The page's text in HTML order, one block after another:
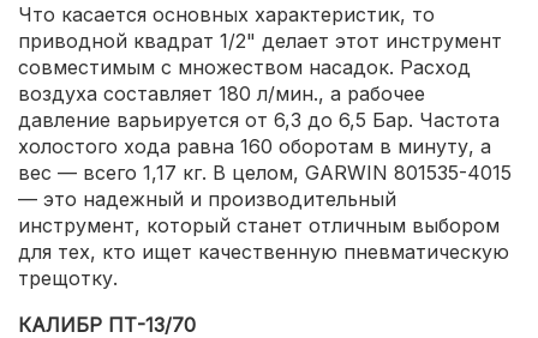
Что касается основных характеристик, то
приводной квадрат 1/2" делает этот инструмент
совместимым с множеством насадок. Расход
воздуха составляет 180 л/мин., а рабочее
давление варьируется от 6,3 до 6,5 Бар. Частота
холостого хода равна 160 оборотам в минуту, а
вес — всего 1,17 кг. В целом, GARWIN 801535-4015
— это надежный и производительный
инструмент, который станет отличным выбором
для тех, кто ищет качественную пневматическую
трещотку.
КАЛИБР ПТ-13/70